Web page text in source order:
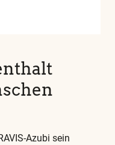
Azubi sein